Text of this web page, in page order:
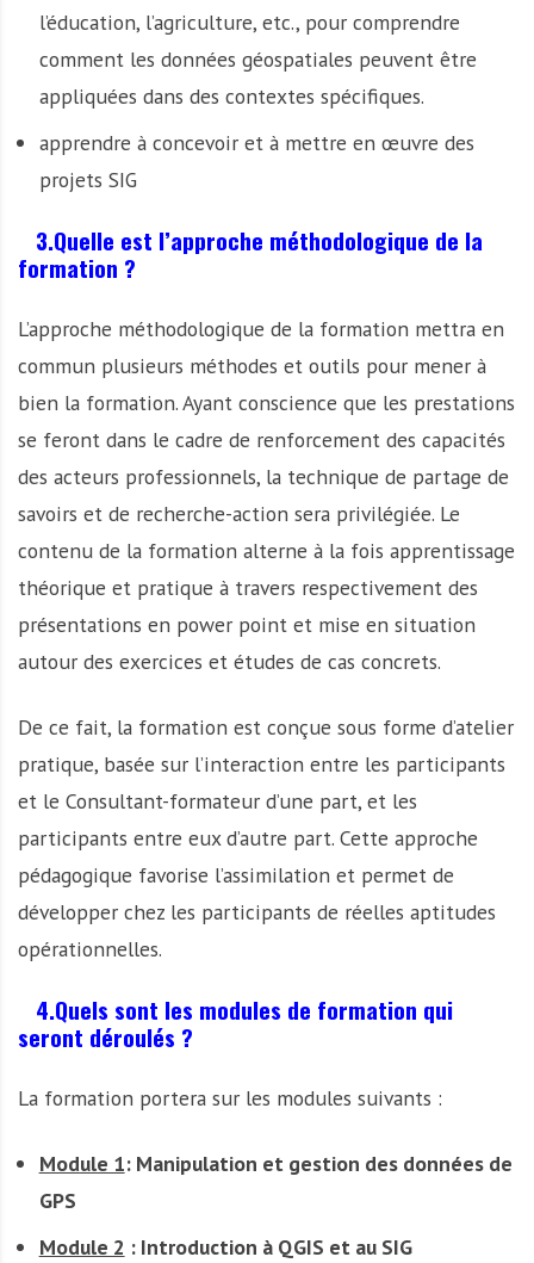
l’éducation, l’agriculture, etc., pour comprendre
comment les données géospatiales peuvent être
appliquées dans des contextes spécifiques.
apprendre à concevoir et à mettre en œuvre des
projets SIG
3.Quelle est l’approche méthodologique de la
formation ?
L’approche méthodologique de la formation mettra en
commun plusieurs méthodes et outils pour mener à
bien la formation. Ayant conscience que les prestations
se feront dans le cadre de renforcement des capacités
des acteurs professionnels, la technique de partage de
savoirs et de recherche-action sera privilégiée. Le
contenu de la formation alterne à la fois apprentissage
théorique et pratique à travers respectivement des
présentations en power point et mise en situation
autour des exercices et études de cas concrets.
De ce fait, la formation est conçue sous forme d’atelier
pratique, basée sur l’interaction entre les participants
et le Consultant-formateur d’une part, et les
participants entre eux d’autre part. Cette approche
pédagogique favorise l’assimilation et permet de
développer chez les participants de réelles aptitudes
opérationnelles.
4.Quels sont les modules de formation qui
seront déroulés ?
La formation portera sur les modules suivants :
Module 1: Manipulation et gestion des données de
GPS
Module 2 : Introduction à QGIS et au SIG